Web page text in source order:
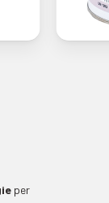
per